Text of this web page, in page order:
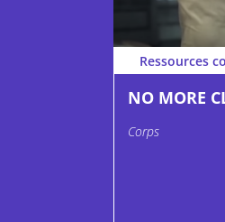
Ressources
NO MORE
Corps